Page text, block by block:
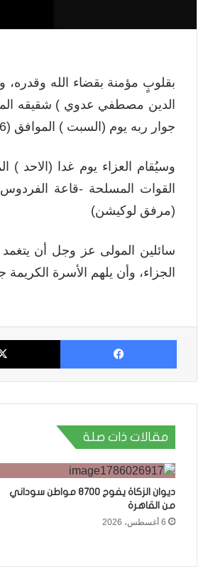
بقلوبٍ مؤمنة بقضاء الله
الدين مصطفي عدوي ) شقيقه
جوار ربه يوم (السبت ) الموافق (7/3/2026) بالسويد .
القوات المسلحة -قاعة
(مرفق لوكيشن)
سائلين المولى عز وجل أن
الجزاء، وأن يلهم الأسرة
فيسبوك
مقالات ذات صلة
ديوان الزكاة يفوج 8700 مواطن سوداني
من القاهرة
6 أغسطس، 2026